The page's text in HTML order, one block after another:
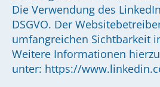
Die Verwendung des
DSGVO. Der
umfangreichen Sichtbarkeit
Weitere Informationen
unter: https://